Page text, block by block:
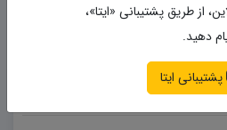
از طریق پشتیبانی «ایتا»،
دهید.
پشتیبانی ایتا